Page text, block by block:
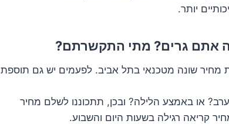
מחיר שונה מטכנאי בתל אביב. לפעמים יש גם תוספת
או באמצע הלילה? ובכן, תתכוננו לשלם מחיר
קריאה רגילה בשעות היום והשבוע.